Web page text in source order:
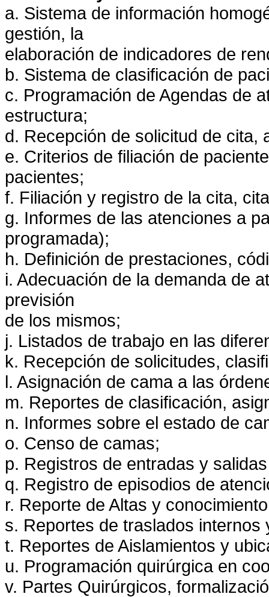
a. Sistema de información
gestión, la
elaboración de indicadores de
b. Sistema de clasificación de
c. Programación de Agendas de
estructura;
d. Recepción de solicitud de cita,
e. Criterios de filiación de
pacientes;
f. Filiación y registro de la cita,
g. Informes de las atenciones a
programada);
h. Definición de prestaciones,
i. Adecuación de la demanda de
previsión
de los mismos;
j. Listados de trabajo en las
k. Recepción de solicitudes,
l. Asignación de cama a las
m. Reportes de clasificación,
n. Informes sobre el estado de
o. Censo de camas;
p. Registros de entradas y
q. Registro de episodios de
r. Reporte de Altas y
s. Reportes de traslados
t. Reportes de Aislamientos y
u. Programación quirúrgica en
v. Partes Quirúrgicos,